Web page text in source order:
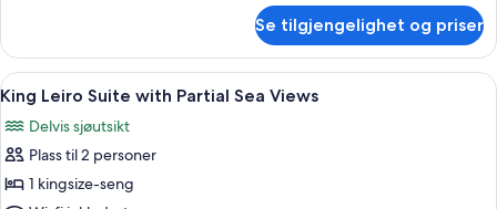
Sky
Se tilgjengelighet og priser
Åpne
alle
bildene
av
King
Sengetøy av topp kvalitet, minibar,
16
King Leiro Suite with Partial Sea Views
Delvis sjøutsikt
Plass til 2 personer
1 kingsize-seng